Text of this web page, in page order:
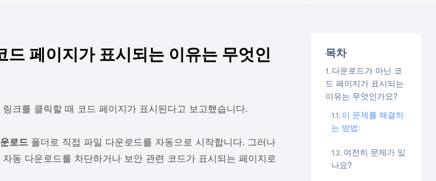
드 페이지가 표시되는 이유는 무엇인
크를 클릭할 때 코드 페이지가 표시된다고 보고했습니다.
로드폴더로 직접 파일 다운로드를 자동으로 시작합니다. 그러나
동 다운로드를 차단하거나 보안 관련 코드가 표시되는 페이지로
목차
다운로드가 아닌 코
드 페이지가 표시되는
이유는 무엇인가요?
이 문제를 해결하
는 방법:
여전히 문제가 있
나요?